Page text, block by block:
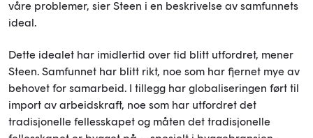
våre problemer, sier Steen i en beskrivelse av samfunnets
ideal.
Dette idealet har imidlertid over tid blitt utfordret, mener
Steen. Samfunnet har blitt rikt, noe som har fjernet mye av
behovet for samarbeid. I tillegg har globaliseringen ført til
import av arbeidskraft, noe som har utfordret det
tradisjonelle fellesskapet og måten det tradisjonelle